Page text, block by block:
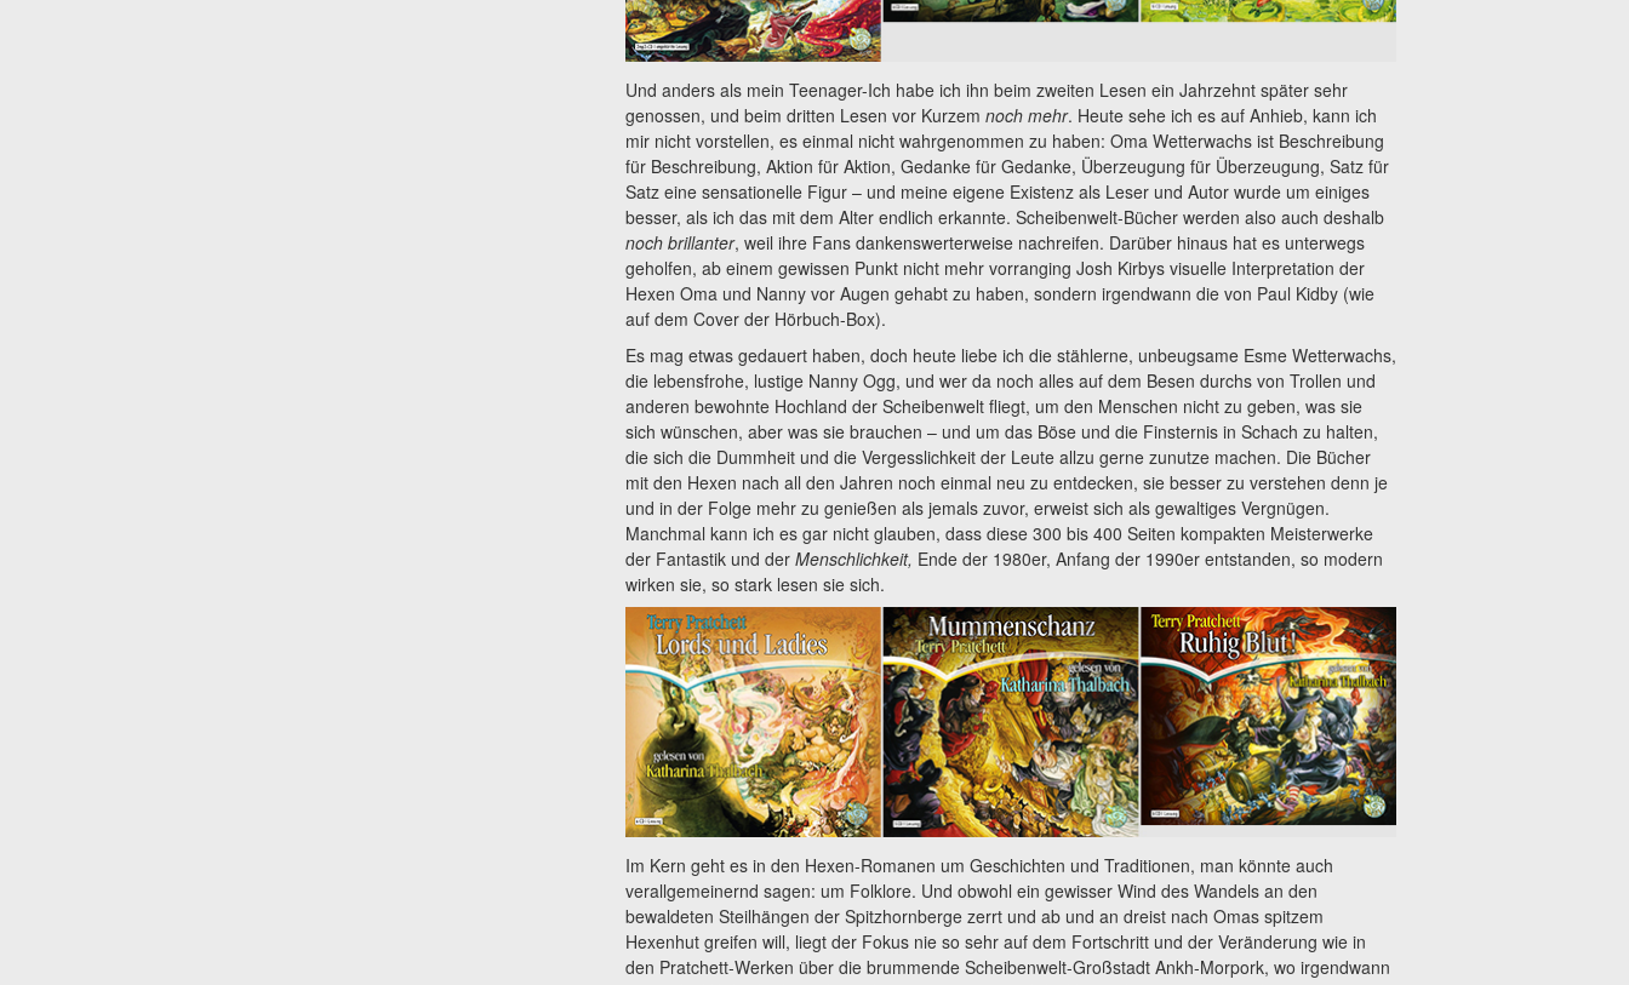
Und anders als mein Teenager-Ich habe ich ihn beim zweiten Lesen ein Jahrzehnt später sehr
genossen, und beim dritten Lesen vor Kurzem noch mehr. Heute sehe ich es auf Anhieb, kann ich
mir nicht vorstellen, es einmal nicht wahrgenommen zu haben: Oma Wetterwachs ist Beschreibung
für Beschreibung, Aktion für Aktion, Gedanke für Gedanke, Überzeugung für Überzeugung, Satz für
Satz eine sensationelle Figur – und meine eigene Existenz als Leser und Autor wurde um einiges
besser, als ich das mit dem Alter endlich erkannte. Scheibenwelt-Bücher werden also auch deshalb
noch brillanter, weil ihre Fans dankenswerterweise nachreifen. Darüber hinaus hat es unterwegs
geholfen, ab einem gewissen Punkt nicht mehr vorranging Josh Kirbys visuelle Interpretation der
Hexen Oma und Nanny vor Augen gehabt zu haben, sondern irgendwann die von Paul Kidby (wie
auf dem Cover der Hörbuch-Box).
Es mag etwas gedauert haben, doch heute liebe ich die stählerne, unbeugsame Esme Wetterwachs,
die lebensfrohe, lustige Nanny Ogg, und wer da noch alles auf dem Besen durchs von Trollen und
anderen bewohnte Hochland der Scheibenwelt fliegt, um den Menschen nicht zu geben, was sie
sich wünschen, aber was sie brauchen – und um das Böse und die Finsternis in Schach zu halten,
die sich die Dummheit und die Vergesslichkeit der Leute allzu gerne zunutze machen. Die Bücher
mit den Hexen nach all den Jahren noch einmal neu zu entdecken, sie besser zu verstehen denn je
und in der Folge mehr zu genießen als jemals zuvor, erweist sich als gewaltiges Vergnügen.
Manchmal kann ich es gar nicht glauben, dass diese 300 bis 400 Seiten kompakten Meisterwerke
der Fantastik und der Menschlichkeit, Ende der 1980er, Anfang der 1990er entstanden, so modern
wirken sie, so stark lesen sie sich.
Im Kern geht es in den Hexen-Romanen um Geschichten und Traditionen, man könnte auch
verallgemeinernd sagen: um Folklore. Und obwohl ein gewisser Wind des Wandels an den
bewaldeten Steilhängen der Spitzhornberge zerrt und ab und an dreist nach Omas spitzem
Hexenhut greifen will, liegt der Fokus nie so sehr auf dem Fortschritt und der Veränderung wie in
den Pratchett-Werken über die brummende Scheibenwelt-Großstadt Ankh-Morpork, wo irgendwann